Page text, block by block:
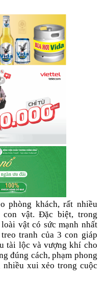
phòng khách, rất nhiều
vật. Đặc biệt, trong
vật có sức mạnh nhất
tranh của 3 con giáp
tài lộc và vượng khí cho
đúng cách, phạm phong
xui xẻo trong cuộc